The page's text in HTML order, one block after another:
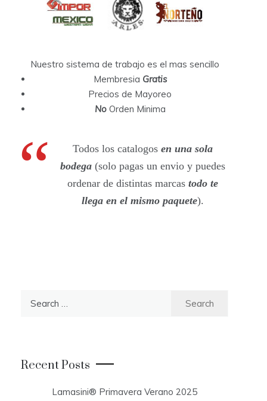
Nuestro sistema de trabajo es el mas sencillo
Membresia Gratis
Precios de Mayoreo
NoOrden Minima
Todos los catalogos en una sola
bodega (solo pagas un envio y puedes
ordenar de distintas marcastodo te
llega en el mismo paquete).
Recent Posts
Lamasini® Primavera Verano 2025